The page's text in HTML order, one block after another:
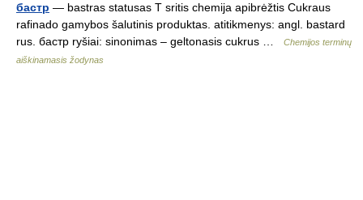
бастр — bastras statusas T sritis chemija apibrėžtis Cukraus
rafinado gamybos šalutinis produktas. atitikmenys: angl. bastard
rus. бастр ryšiai: sinonimas – geltonasis cukrus …
Chemijos terminų
aiškinamasis žodynas